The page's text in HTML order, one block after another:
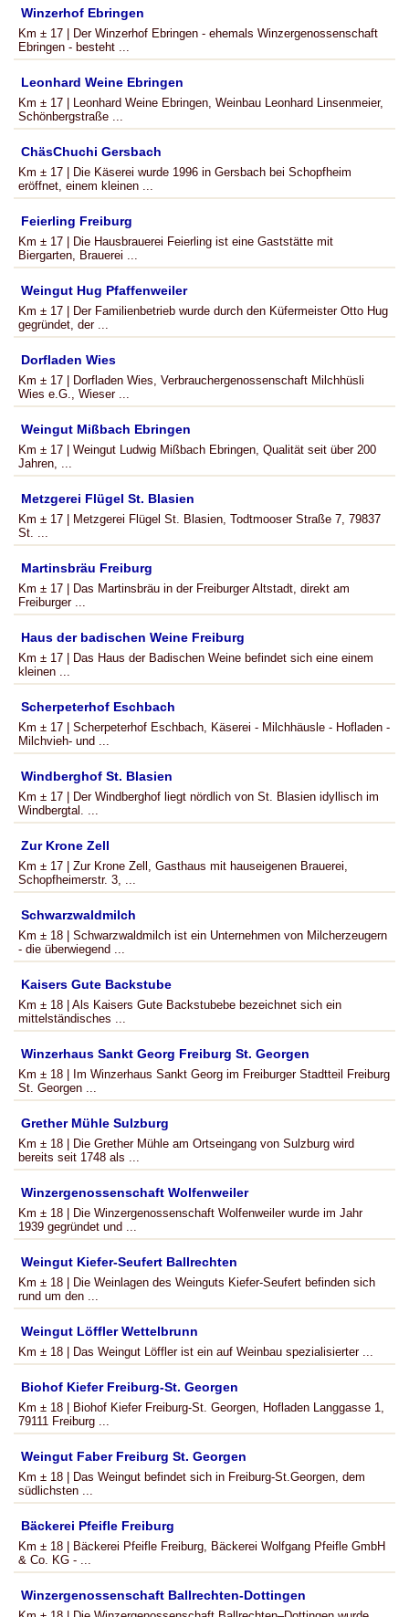
Winzerhof Ebringen
Km ± 17 | Der Winzerhof Ebringen - ehemals Winzergenossenschaft
Ebringen - besteht ...
Leonhard Weine Ebringen
Km ± 17 | Leonhard Weine Ebringen, Weinbau Leonhard Linsenmeier,
Schönbergstraße ...
ChäsChuchi Gersbach
Km ± 17 | Die Käserei wurde 1996 in Gersbach bei Schopfheim
eröffnet, einem kleinen ...
Feierling Freiburg
Km ± 17 | Die Hausbrauerei Feierling ist eine Gaststätte mit
Biergarten, Brauerei ...
Weingut Hug Pfaffenweiler
Km ± 17 | Der Familienbetrieb wurde durch den Küfermeister Otto Hug
gegründet, der ...
Dorfladen Wies
Km ± 17 | Dorfladen Wies, Verbrauchergenossenschaft Milchhüsli
Wies e.G., Wieser ...
Weingut Mißbach Ebringen
Km ± 17 | Weingut Ludwig Mißbach Ebringen, Qualität seit über 200
Jahren, ...
Metzgerei Flügel St. Blasien
Km ± 17 | Metzgerei Flügel St. Blasien, Todtmooser Straße 7, 79837
St. ...
Martinsbräu Freiburg
Km ± 17 | Das Martinsbräu in der Freiburger Altstadt, direkt am
Freiburger ...
Haus der badischen Weine Freiburg
Km ± 17 | Das Haus der Badischen Weine befindet sich eine einem
kleinen ...
Scherpeterhof Eschbach
Km ± 17 | Scherpeterhof Eschbach, Käserei - Milchhäusle - Hofladen -
Milchvieh- und ...
Windberghof St. Blasien
Km ± 17 | Der Windberghof liegt nördlich von St. Blasien idyllisch im
Windbergtal. ...
Zur Krone Zell
Km ± 17 | Zur Krone Zell, Gasthaus mit hauseigenen Brauerei,
Schopfheimerstr. 3, ...
Schwarzwaldmilch
Km ± 18 | Schwarzwaldmilch ist ein Unternehmen von Milcherzeugern
- die überwiegend ...
Kaisers Gute Backstube
Km ± 18 | Als Kaisers Gute Backstubebe bezeichnet sich ein
mittelständisches ...
Winzerhaus Sankt Georg Freiburg St. Georgen
Km ± 18 | Im Winzerhaus Sankt Georg im Freiburger Stadtteil Freiburg
St. Georgen ...
Grether Mühle Sulzburg
Km ± 18 | Die Grether Mühle am Ortseingang von Sulzburg wird
bereits seit 1748 als ...
Winzergenossenschaft Wolfenweiler
Km ± 18 | Die Winzergenossenschaft Wolfenweiler wurde im Jahr
1939 gegründet und ...
Weingut Kiefer-Seufert Ballrechten
Km ± 18 | Die Weinlagen des Weinguts Kiefer-Seufert befinden sich
rund um den ...
Weingut Löffler Wettelbrunn
Km ± 18 | Das Weingut Löffler ist ein auf Weinbau spezialisierter ...
Biohof Kiefer Freiburg-St. Georgen
Km ± 18 | Biohof Kiefer Freiburg-St. Georgen, Hofladen Langgasse 1,
79111 Freiburg ...
Weingut Faber Freiburg St. Georgen
Km ± 18 | Das Weingut befindet sich in Freiburg-St.Georgen, dem
südlichsten ...
Bäckerei Pfeifle Freiburg
Km ± 18 | Bäckerei Pfeifle Freiburg, Bäckerei Wolfgang Pfeifle GmbH
& Co. KG - ...
Winzergenossenschaft Ballrechten-Dottingen